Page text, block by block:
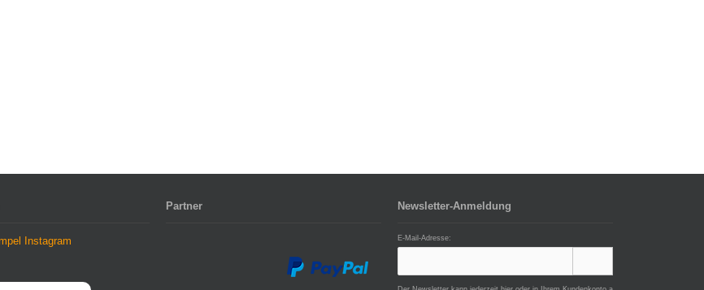
Partner Newsletter-Anmeldung
E-Mail-Adresse: